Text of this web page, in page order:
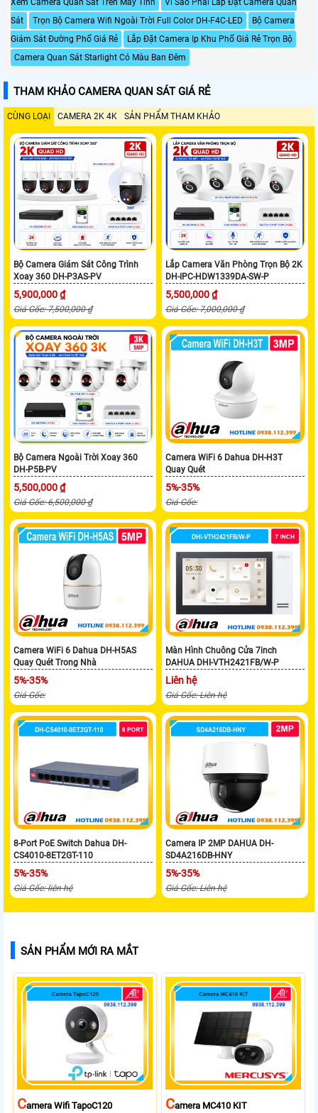
Sát
Trọn Bộ Camera Wifi Ngoài Trời Full Color DH-F4C-LED
Bộ Camera
Giám Sát Đường Phố Giá Rẻ
Lắp Đặt Camera Ip Khu Phố Giá Rẻ Trọn Bộ
Camera Quan Sát Starlight Có Màu Ban Đêm
THAM KHẢO CAMERA QUAN SÁT GIÁ RẺ
CÙNG LOẠI CAMERA 2K 4K SẢN PHẨM THAM KHẢO
Bộ Camera Giám Sát Công Trình
Xoay 360 DH-P3AS-PV
5,900,000 ₫
Giá Gốc: 7,500,000 ₫
Lắp Camera Văn Phòng Trọn Bộ 2K
DH-IPC-HDW1339DA-SW-P
5,500,000 ₫
Giá Gốc: 7,000,000 ₫
Bộ Camera Ngoài Trời Xoay 360
DH-P5B-PV
5,500,000 ₫
Giá Gốc: 6,500,000 ₫
Camera WiFi 6 Dahua DH-H3T
Quay Quét
5%-35%
Giá Gốc:
Camera WiFi 6 Dahua DH-H5AS
Quay Quét Trong Nhà
5%-35%
Giá Gốc:
Màn Hình Chuông Cửa 7inch
DAHUA DHI-VTH2421FB/W-P
Liên hệ
Giá Gốc: Liên hệ
8-Port PoE Switch Dahua DH-
CS4010-8ET2GT-110
5%-35%
Giá Gốc: liên hệ
Camera IP 2MP DAHUA DH-
SD4A216DB-HNY
5%-35%
Giá Gốc: Liên hệ
SẢN PHẨM MỚI RA MẮT
CAmera Wifi TapoC120 CAmera MC410 KIT